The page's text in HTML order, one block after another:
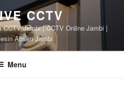
CCTV
Jambi | CCTV Online Jambi |
Absen Jambi
Menu